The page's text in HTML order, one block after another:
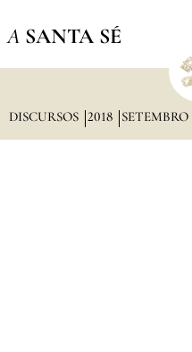
A SANTA SÉ
DISCURSOS 2018 SETEMBRO